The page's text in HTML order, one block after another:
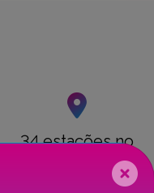
34 estações no
país, entregue ou